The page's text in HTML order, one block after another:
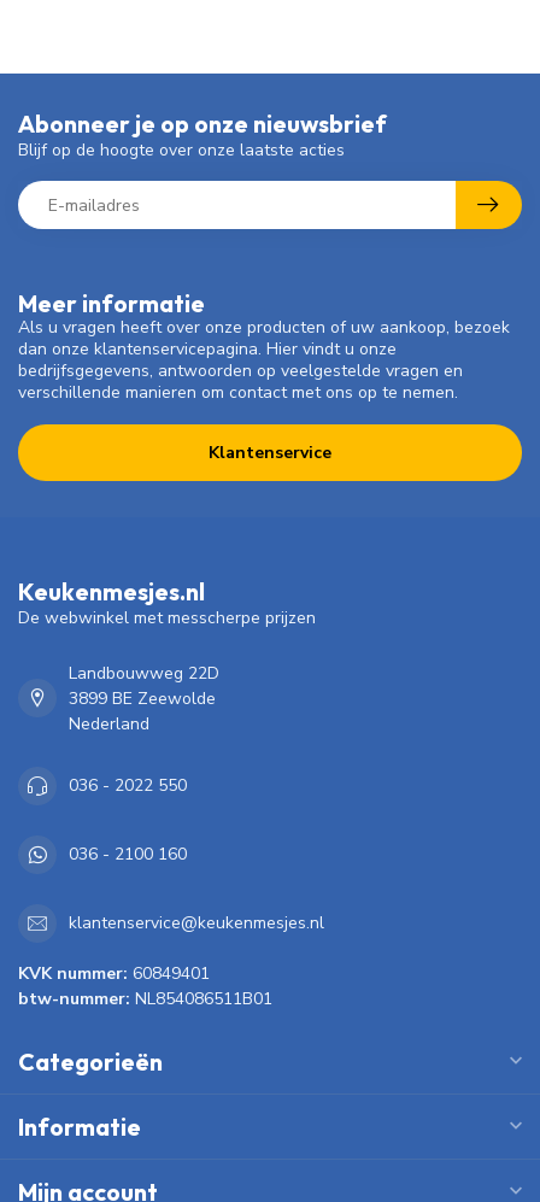
Meer informatie
Als u vragen heeft over onze producten of uw aankoop, bezoek
dan onze klantenservicepagina. Hier vindt u onze
bedrijfsgegevens, antwoorden op veelgestelde vragen en
verschillende manieren om contact met ons op te nemen.
Klantenservice
Abonneer je op onze nieuwsbrief
Blijf op de hoogte over onze laatste acties
Keukenmesjes.nl
De webwinkel met messcherpe prijzen
Landbouwweg 22D
3899 BE Zeewolde
Nederland
036 - 2022 550
036 - 2100 160
klantenservice@keukenmesjes.nl
KVK nummer: 60849401
btw-nummer: NL854086511B01
Categorieën
Informatie
Mijn account